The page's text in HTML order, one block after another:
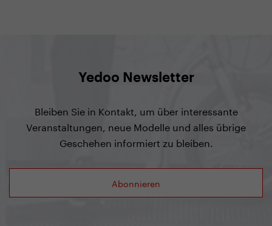
Yedoo Newsletter
Bleiben Sie in Kontakt, um über interessante
Veranstaltungen, neue Modelle und alles übrige
Geschehen informiert zu bleiben.
Abonnieren